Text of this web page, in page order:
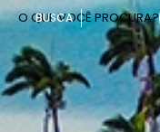
O QUE VOCÊ PROCURA?